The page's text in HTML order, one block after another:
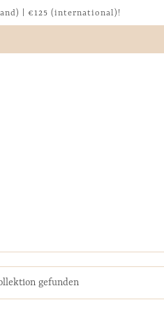
| €125 (international)!
gefunden